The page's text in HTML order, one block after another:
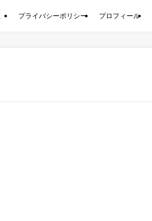
プライバシーポリシー プロフィール